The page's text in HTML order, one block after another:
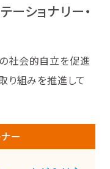
ーショナリー・
社会的自立を促進
り組みを推進して
ー